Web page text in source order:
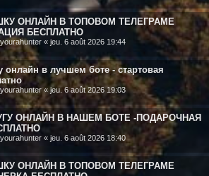
ОНЛАЙН В ТОПОВОМ ТЕЛЕГРАМЕ
БЕСПЛАТНО
yourahunter « jeu. 6 août 2026 19:44
онлайн в лучшем боте - стартовая
yourahunter«jeu. 6 août 2026 19:03
ОНЛАЙН В НАШЕМ БОТЕ -ПОДАРОЧНАЯ
yourahunter « jeu. 6 août 2026 18:40
ОНЛАЙН В ТОПОВОМ ТЕЛЕГРАМЕ